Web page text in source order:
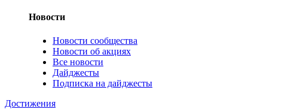
Новости
Новости сообщества
Новости об акциях
Все новости
Дайджесты
Подписка на дайджесты
Достижения